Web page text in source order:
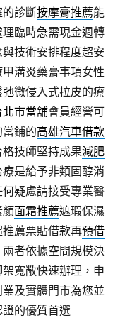
的診斷按摩膏推薦能
臨時急需現金週轉
技術安排程度超安
溝炎藥膏事項女性
弛微侵入式拉皮的療
北市當舖會員經營可
鋪的高雄汽車借款
技師堅持成果減肥
是給予非類固醇消
何疑慮請接受專業醫
顏面霜推薦遮瑕保濕
薦票貼借款再預借
者依據空間規模決
寬敞快速辦理，申
及實體門市為您並
證的優質首選